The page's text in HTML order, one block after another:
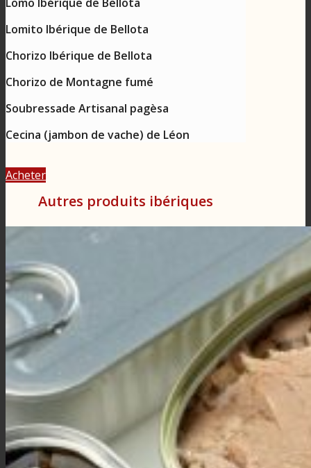
Lomito Ibérique de Bellota
Chorizo Ibérique de Bellota
Chorizo de Montagne fumé
Soubressade Artisanal pagèsa
Cecina (jambon de vache) de Léon
Acheter
Autres produits ibériques